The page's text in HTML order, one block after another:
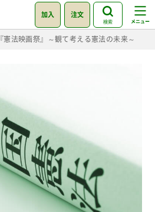
加入 注文
検索
『憲法映画祭』～観て考える憲法の未来～